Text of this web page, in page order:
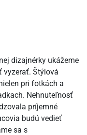
dizajnérky ukážeme
vyzerať. Štýlová
pri fotkách a
Nehnuteľnosť
príjemné
budú vedieť
sa s